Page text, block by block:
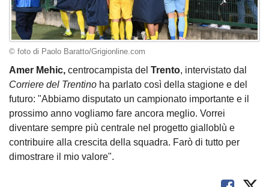
© foto di Paolo Baratto/Grigionline.com
Amer Mehic, centrocampista del Trento, intervistato dal
Corriere del Trentino ha parlato così della stagione e del
futuro: "Abbiamo disputato un campionato importante e il
prossimo anno vogliamo fare ancora meglio. Vorrei
diventare sempre più centrale nel progetto gialloblù e
contribuire alla crescita della squadra. Farò di tutto per
dimostrare il mio valore".